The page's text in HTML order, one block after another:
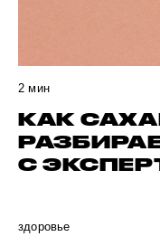
2 мин
КАК
С
здоровье